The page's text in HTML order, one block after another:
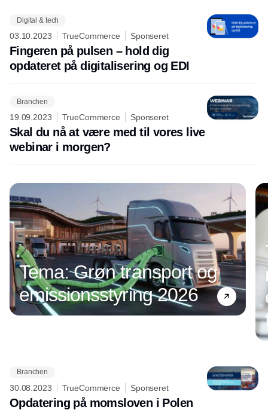
Digital & tech
03.10.2023 TrueCommerce Sponseret
Fingeren på pulsen – hold dig
opdateret på digitalisering og EDI
Branchen
19.09.2023 TrueCommerce Sponseret
Skal du nå at være med til vores live
webinar i morgen?
Tema: Grøn transport og
emissionsstyring 2026
Branchen
30.08.2023 TrueCommerce Sponseret
Opdatering på momsloven i Polen